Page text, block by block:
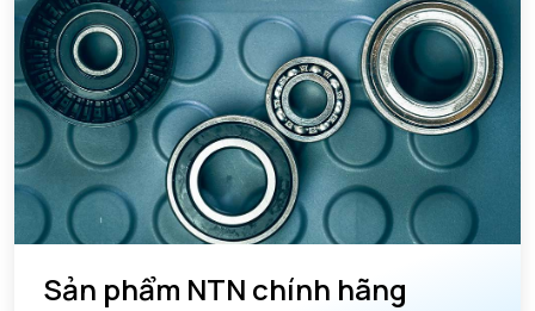
Sản phẩm NTN chính hãng